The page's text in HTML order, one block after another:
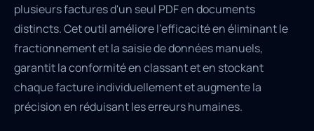
plusieurs factures d'un seul PDF en documents
distincts. Cet outil améliore l'efficacité en éliminant le
fractionnement et la saisie de données manuels,
garantit la conformité en classant et en stockant
chaque facture individuellement et augmente la
précision en réduisant les erreurs humaines.